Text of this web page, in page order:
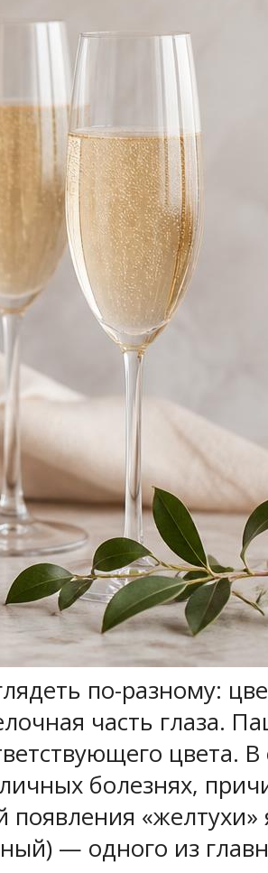
по-разному:
часть глаза.
цвета. В
болезнях,
«желтухи»
— одного из